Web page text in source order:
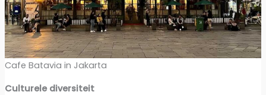
Cafe Batavia in Jakarta
Culturele diversiteit